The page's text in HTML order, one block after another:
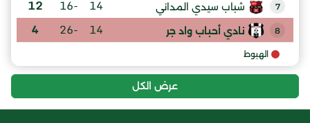
7 شباب سيدي المداني 14
-16
12
8 نادي أحباب واد جر 14
-26
4
الهبوط
عرض الكل